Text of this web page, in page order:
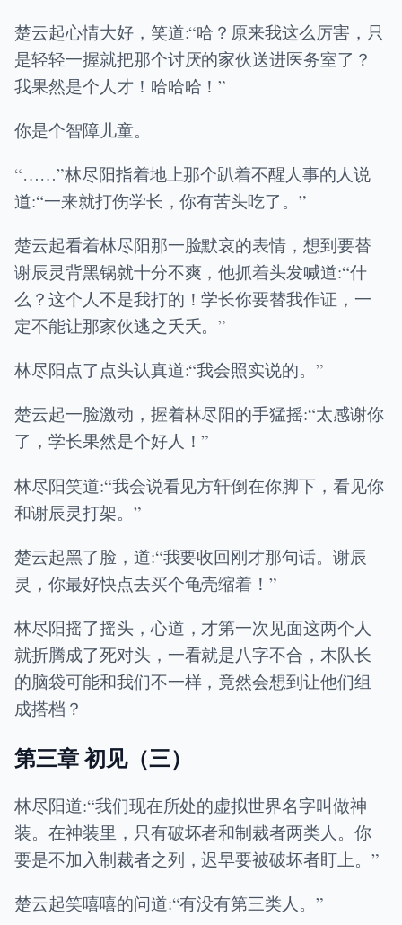
楚云起心情大好，笑道:“哈？原来我这么厉害，只
是轻轻一握就把那个讨厌的家伙送进医务室了？
我果然是个人才！哈哈哈！”
你是个智障儿童。
“……”林尽阳指着地上那个趴着不醒人事的人说
道:“一来就打伤学长，你有苦头吃了。”
楚云起看着林尽阳那一脸默哀的表情，想到要替
谢辰灵背黑锅就十分不爽，他抓着头发喊道:“什
么？这个人不是我打的！学长你要替我作证，一
定不能让那家伙逃之夭夭。”
林尽阳点了点头认真道:“我会照实说的。”
楚云起一脸激动，握着林尽阳的手猛摇:“太感谢你
了，学长果然是个好人！”
林尽阳笑道:“我会说看见方轩倒在你脚下，看见你
和谢辰灵打架。”
楚云起黑了脸，道:“我要收回刚才那句话。谢辰
灵，你最好快点去买个龟壳缩着！”
林尽阳摇了摇头，心道，才第一次见面这两个人
就折腾成了死对头，一看就是八字不合，木队长
的脑袋可能和我们不一样，竟然会想到让他们组
成搭档？
第三章 初见（三）
林尽阳道:“我们现在所处的虚拟世界名字叫做神
装。在神装里，只有破坏者和制裁者两类人。你
要是不加入制裁者之列，迟早要被破坏者盯上。”
楚云起笑嘻嘻的问道:“有没有第三类人。”